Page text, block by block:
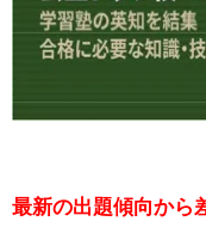
最新の出題傾向から